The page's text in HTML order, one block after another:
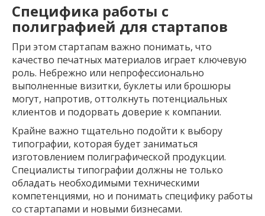
Специфика работы с
полиграфией для стартапов
При этом стартапам важно понимать, что
качество печатных материалов играет ключевую
роль. Небрежно или непрофессионально
выполненные визитки, буклеты или брошюры
могут, напротив, оттолкнуть потенциальных
клиентов и подорвать доверие к компании.
Крайне важно тщательно подойти к выбору
типографии, которая будет заниматься
изготовлением полиграфической продукции.
Специалисты типографии должны не только
обладать необходимыми техническими
компетенциями, но и понимать специфику работы
со стартапами и новыми бизнесами.